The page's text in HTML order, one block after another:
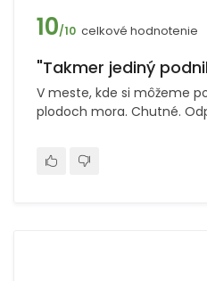
10/10 celkové hodnotenie
"Takmer jediný
V meste, kde si môžeme
plodoch mora. Chutné.